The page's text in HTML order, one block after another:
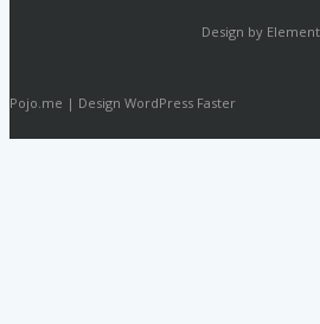
Design by
Pojo.me | Design WordPress Faster